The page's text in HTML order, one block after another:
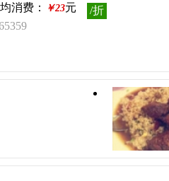
消费： ￥23元
/折